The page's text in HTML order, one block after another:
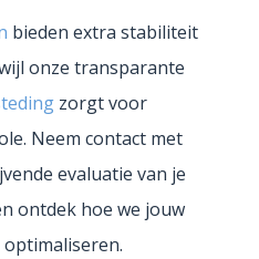
bieden extra stabiliteit
onze transparante
zorgt voor
Neem contact met
evaluatie van je
ontdek hoe we jouw